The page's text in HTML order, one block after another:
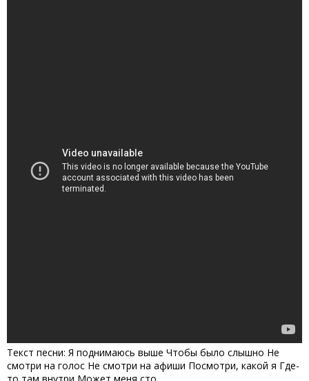
Текст песни: Я поднимаюсь выше Чтобы было слышно Не
смотри на голос Не смотри на афиши Посмотри, какой я Где-